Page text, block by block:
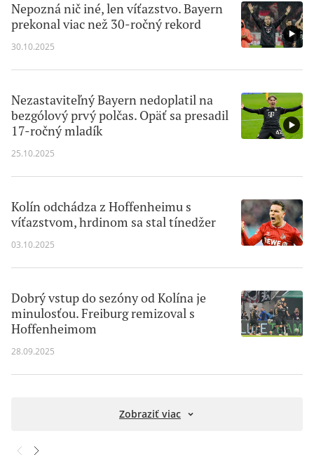
Nepozná nič iné, len víťazstvo. Bayern
prekonal viac než 30-ročný rekord
30.10.2025
Nezastaviteľný Bayern nedoplatil na
bezgólový prvý polčas. Opäť sa presadil
17-ročný mladík
25.10.2025
Kolín odchádza z Hoffenheimu s
víťazstvom, hrdinom sa stal tínedžer
03.10.2025
Dobrý vstup do sezóny od Kolína je
minulosťou. Freiburg remizoval s
Hoffenheimom
28.09.2025
Zobraziť viac